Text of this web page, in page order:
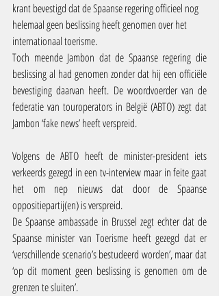
krant bevestigd dat de Spaanse regering officieel nog
helemaal geen beslissing heeft genomen over het
internationaal toerisme.
Toch meende Jambon dat de Spaanse regering die
beslissing al had genomen zonder dat hij een officiële
bevestiging daarvan heeft. De woordvoerder van de
federatie van touroperators in België (ABTO) zegt dat
Jambon ‘fake news’ heeft verspreid.
Volgens de ABTO heeft de minister-president iets
verkeerds gezegd in een tv-interview maar in feite gaat
het om nep nieuws dat door de Spaanse
oppositiepartij(en) is verspreid.
De Spaanse ambassade in Brussel zegt echter dat de
Spaanse minister van Toerisme heeft gezegd dat er
‘verschillende scenario’s bestudeerd worden’, maar dat
‘op dit moment geen beslissing is genomen om de
grenzen te sluiten’.